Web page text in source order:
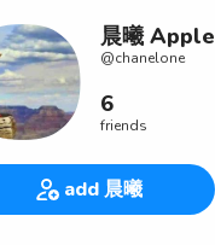
晨曦 Apple
@chanelone
6
friends
add 晨曦